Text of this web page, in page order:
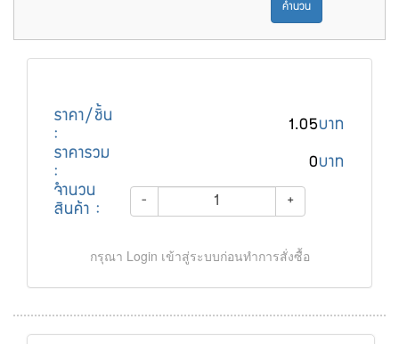
คำนวน
ราคา/ชิ้น
:
1.05 บาท
ราคารวม
:
0 บาท
จำนวน
สินค้า :
- +
กรุณา Login เข้าสู่ระบบก่อนทำการสั่งซื้อ